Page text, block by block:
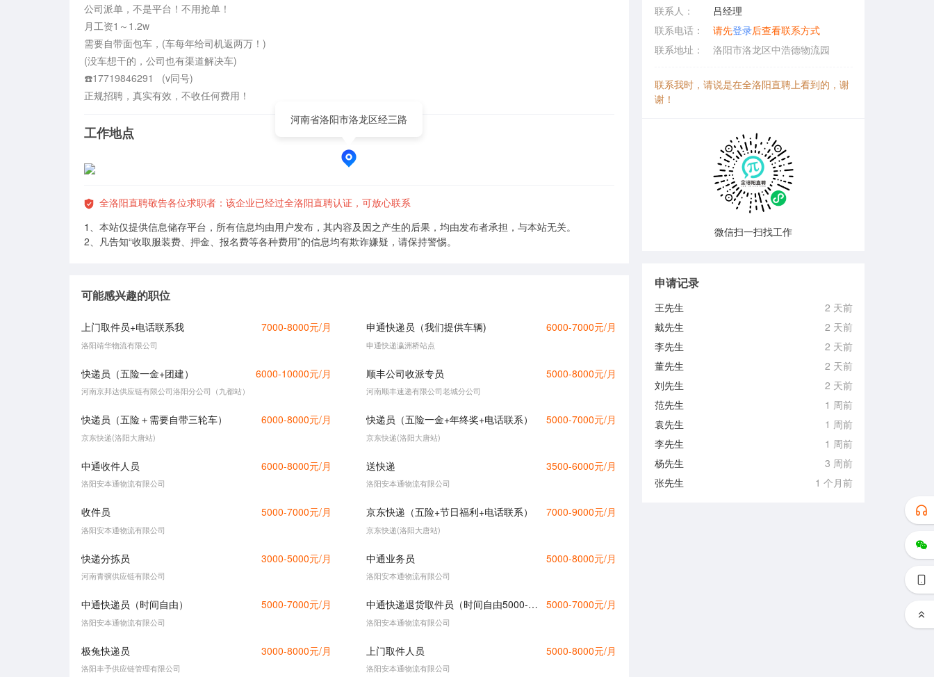
公司派单，不是平台！不用抢单！
月工资1～1.2w
需要自带面包车，(车每年给司机返两万！)
(没车想干的，公司也有渠道解决车)
☎️17719846291   (v同号)
正规招聘，真实有效，不收任何费用！
工作地点
河南省洛阳市洛龙区经三路
全洛阳直聘敬告各位求职者：该企业已经过全洛阳直聘认证，可放心联系
1、本站仅提供信息储存平台，所有信息均由用户发布，其内容及因之产生的后果，均由发布者承担，与本站无关。
2、凡告知“收取服装费、押金、报名费等各种费用”的信息均有欺诈嫌疑，请保持警惕。
可能感兴趣的职位
上门取件员+电话联系我 7000-8000元/月
洛阳靖华物流有限公司
申通快递员（我们提供车辆) 6000-7000元/月
申通快递瀛洲桥站点
快递员（五险一金+团建） 6000-10000元/月
河南京邦达供应链有限公司洛阳分公司（九都站）
顺丰公司收派专员 5000-8000元/月
河南顺丰速递有限公司老城分公司
快递员（五险＋需要自带三轮车） 6000-8000元/月
京东快递(洛阳大唐站)
快递员（五险一金+年终奖+电话联系） 5000-7000元/月
京东快递(洛阳大唐站)
中通收件人员 6000-8000元/月
洛阳安本通物流有限公司
送快递 3500-6000元/月
洛阳安本通物流有限公司
收件员 5000-7000元/月
洛阳安本通物流有限公司
京东快递（五险+节日福利+电话联系） 7000-9000元/月
京东快递(洛阳大唐站)
快递分拣员 3000-5000元/月
河南青骥供应链有限公司
中通业务员 5000-8000元/月
洛阳安本通物流有限公司
中通快递员（时间自由） 5000-7000元/月
洛阳安本通物流有限公司
中通快递退货取件员（时间自由5000-7000） 5000-7000元/月
洛阳安本通物流有限公司
极兔快递员 3000-8000元/月
洛阳丰予供应链管理有限公司
上门取件人员 5000-8000元/月
洛阳安本通物流有限公司
联系人：
吕经理
联系电话：
请先登录后查看联系方式
联系地址：
洛阳市洛龙区中浩德物流园
联系我时，请说是在全洛阳直聘上看到的，谢
谢！
微信扫一扫找工作
申请记录
王先生
2 天前
戴先生
2 天前
李先生
2 天前
董先生
2 天前
刘先生
2 天前
范先生
1 周前
袁先生
1 周前
李先生
1 周前
杨先生
3 周前
张先生
1 个月前